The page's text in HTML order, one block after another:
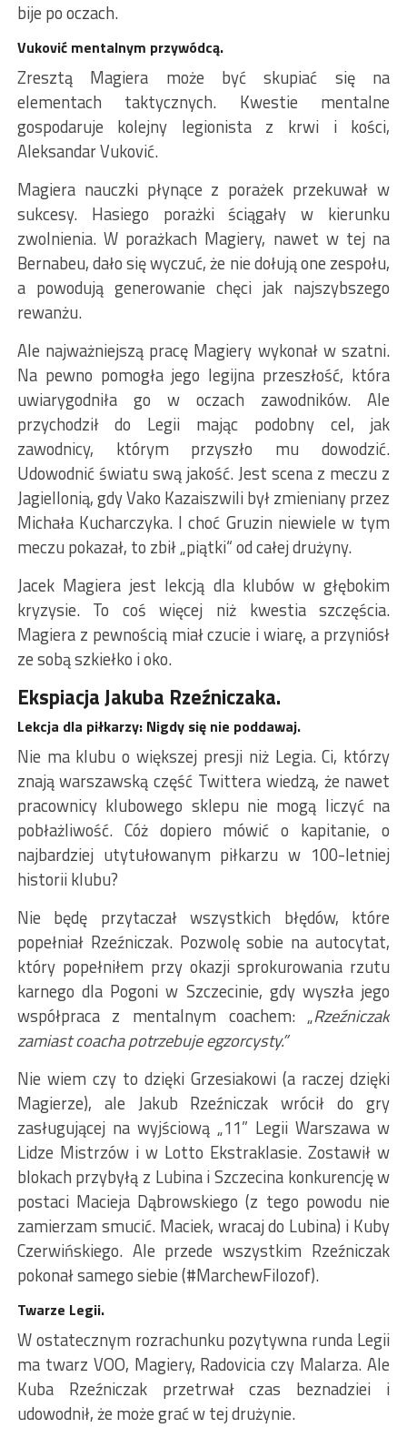
bije po oczach.
Vuković mentalnym przywódcą.
Zresztą Magiera może być skupiać się na
elementach taktycznych. Kwestie mentalne
gospodaruje kolejny legionista z krwi i kości,
Aleksandar Vuković.
Magiera nauczki płynące z porażek przekuwał w
sukcesy. Hasiego porażki ściągały w kierunku
zwolnienia. W porażkach Magiery, nawet w tej na
Bernabeu, dało się wyczuć, że nie dołują one zespołu,
a powodują generowanie chęci jak najszybszego
rewanżu.
Ale najważniejszą pracę Magiery wykonał w szatni.
Na pewno pomogła jego legijna przeszłość, która
uwiarygodniła go w oczach zawodników. Ale
przychodził do Legii mając podobny cel, jak
zawodnicy, którym przyszło mu dowodzić.
Udowodnić światu swą jakość. Jest scena z meczu z
Jagiellonią, gdy Vako Kazaiszwili był zmieniany przez
Michała Kucharczyka. I choć Gruzin niewiele w tym
meczu pokazał, to zbił „piątki“ od całej drużyny.
Jacek Magiera jest lekcją dla klubów w głębokim
kryzysie. To coś więcej niż kwestia szczęścia.
Magiera z pewnością miał czucie i wiarę, a przyniósł
ze sobą szkiełko i oko.
Ekspiacja Jakuba Rzeźniczaka.
Lekcja dla piłkarzy: Nigdy się nie poddawaj.
Nie ma klubu o większej presji niż Legia. Ci, którzy
znają warszawską część Twittera wiedzą, że nawet
pracownicy klubowego sklepu nie mogą liczyć na
pobłażliwość. Cóż dopiero mówić o kapitanie, o
najbardziej utytułowanym piłkarzu w 100-letniej
historii klubu?
Nie będę przytaczał wszystkich błędów, które
popełniał Rzeźniczak. Pozwolę sobie na autocytat,
który popełniłem przy okazji sprokurowania rzutu
karnego dla Pogoni w Szczecinie, gdy wyszła jego
współpraca z mentalnym coachem: „Rzeźniczak
zamiast coacha potrzebuje egzorcysty.”
Nie wiem czy to dzięki Grzesiakowi (a raczej dzięki
Magierze), ale Jakub Rzeźniczak wrócił do gry
zasługującej na wyjściową „11” Legii Warszawa w
Lidze Mistrzów i w Lotto Ekstraklasie. Zostawił w
blokach przybyłą z Lubina i Szczecina konkurencję w
postaci Macieja Dąbrowskiego (z tego powodu nie
zamierzam smucić. Maciek, wracaj do Lubina) i Kuby
Czerwińskiego. Ale przede wszystkim Rzeźniczak
pokonał samego siebie (#MarchewFilozof).
Twarze Legii.
W ostatecznym rozrachunku pozytywna runda Legii
ma twarz VOO, Magiery, Radovicia czy Malarza. Ale
Kuba Rzeźniczak przetrwał czas beznadziei i
udowodnił, że może grać w tej drużynie.